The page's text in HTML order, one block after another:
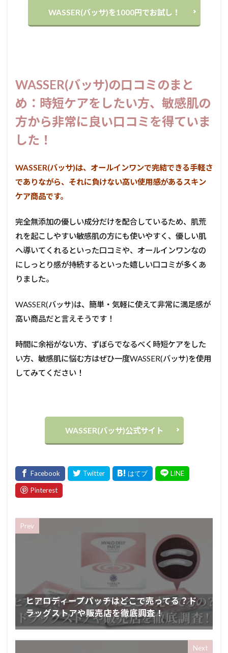
WASSER(バッサ)を1000円でお試し！
WASSER(バッサ)の口コミのまと
め：時短ケアをしたい方、敏感肌の
方から非常に良い口コミを得ていま
した！
WASSER(バッサ)は、オールインワンで完結できる手軽さ
でありながら、それに負けない高い使用感があるスキン
ケア商品です。
完全無添加の優しい成分だけを配合しているため、肌荒
れを起こしやすい敏感肌の方にも使いやすく、優しい肌
へ導いてくれるといった口コミや、オールインワンなの
にしっとり感が持続するといった嬉しい口コミが多くあ
りました。
WASSER(バッサ)は、簡単・気軽に使えて非常に満足感が
高い商品だと言えそうです！
時間に余裕がない方、ずぼらでなるべく時短ケアをした
い方、敏感肌に悩む方はぜひ一度WASSER(バッサ)を使用
してみてください！
WASSER(バッサ)公式サイト
Prev
ヒアロディープパッチはどこで売ってる？ド
ラッグストアや販売店を徹底調査！
Next